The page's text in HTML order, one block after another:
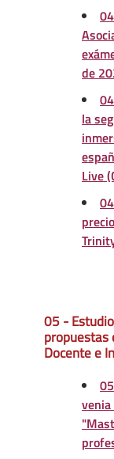
de
la
Live
05 -
propuestas
Docente e